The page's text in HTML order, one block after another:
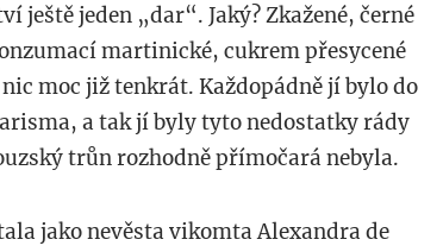
ještě jeden „dar“. Jaký? Zkažené, černé
martinické, cukrem přesycené
moc již tenkrát. Každopádně jí bylo do
a tak jí byly tyto nedostatky rády
trůn rozhodně přímočará nebyla.
jako nevěsta vikomta Alexandra de